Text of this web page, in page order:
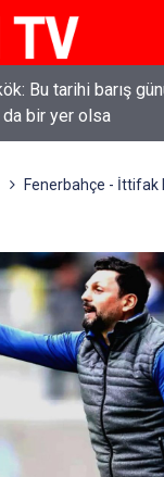
Bu tarihi barış
da bir yer olsa
Fenerbahçe - İttifak